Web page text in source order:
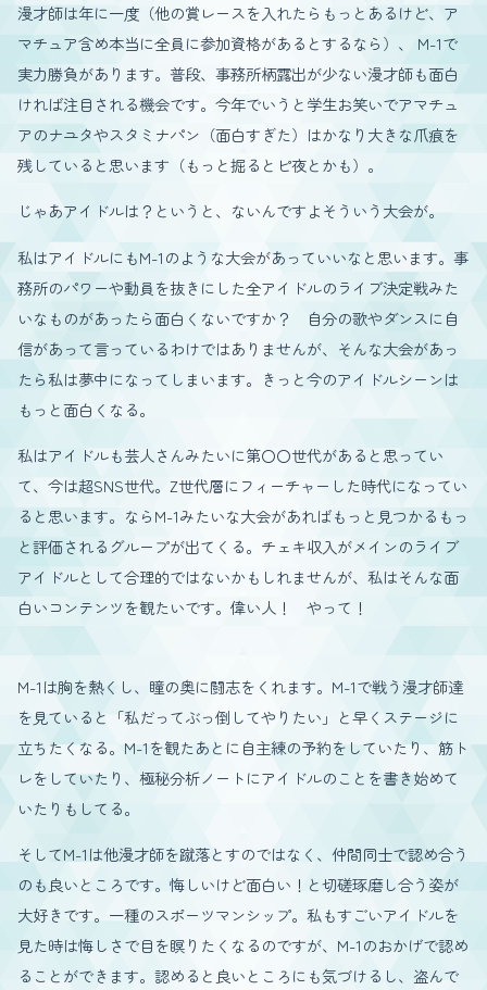
漫才師は年に一度（他の賞レースを入れたらもっとあるけど、ア
マチュア含め本当に全員に参加資格があるとするなら）、 M-1で
実力勝負があります。普段、事務所柄露出が少ない漫才師も面白
ければ注目される機会です。今年でいうと学生お笑いでアマチュ
アのナユタやスタミナパン（面白すぎた）はかなり大きな爪痕を
残していると思います（もっと掘るとピ夜とかも）。
じゃあアイドルは？というと、ないんですよそういう大会が。
私はアイドルにもM-1のような大会があっていいなと思います。事
務所のパワーや動員を抜きにした全アイドルのライブ決定戦みた
いなものがあったら面白くないですか？ 自分の歌やダンスに自
信があって言っているわけではありませんが、そんな大会があっ
たら私は夢中になってしまいます。きっと今のアイドルシーンは
もっと面白くなる。
私はアイドルも芸人さんみたいに第〇〇世代があると思ってい
て、今は超SNS世代。Z世代層にフィーチャーした時代になってい
ると思います。ならM-1みたいな大会があればもっと見つかるもっ
と評価されるグループが出てくる。チェキ収入がメインのライブ
アイドルとして合理的ではないかもしれませんが、私はそんな面
白いコンテンツを観たいです。偉い人！ やって！
M-1は胸を熱くし、瞳の奥に闘志をくれます。M-1で戦う漫才師達
を見ていると「私だってぶっ倒してやりたい」と早くステージに
立ちたくなる。M-1を観たあとに自主練の予約をしていたり、筋ト
レをしていたり、極秘分析ノートにアイドルのことを書き始めて
いたりもしてる。
そしてM-1は他漫才師を蹴落とすのではなく、仲間同士で認め合う
のも良いところです。悔しいけど面白い！と切磋琢磨し合う姿が
大好きです。一種のスポーツマンシップ。私もすごいアイドルを
見た時は悔しさで目を瞑りたくなるのですが、M-1のおかげで認め
ることができます。認めると良いところにも気づけるし、盗んで